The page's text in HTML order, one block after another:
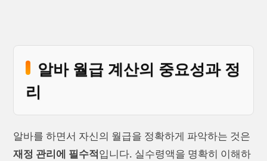
알바 월급 계산의 중요성과 정
리
알바를 하면서 자신의 월급을 정확하게 파악하는 것은
재정 관리에 필수적입니다. 실수령액을 명확히 이해하